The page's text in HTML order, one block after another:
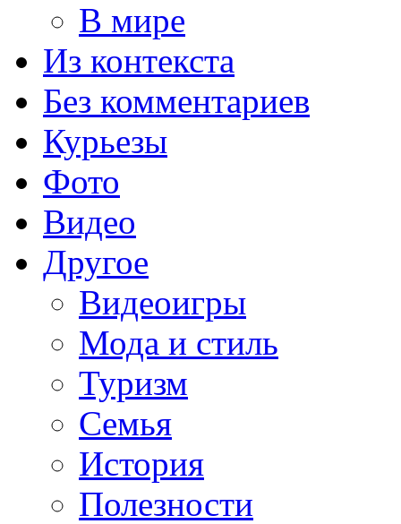
В мире
Из контекста
Без комментариев
Курьезы
Фото
Видео
Другое
Видеоигры
Мода и стиль
Туризм
Семья
История
Полезности